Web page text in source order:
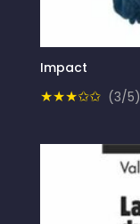
Impact
★★★✩✩ (3/5)